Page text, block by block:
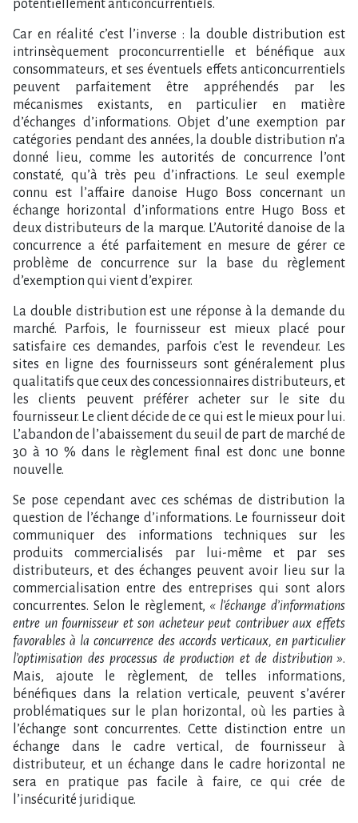
potentiellement anticoncurrentiels.
Car en réalité c’est l’inverse : la double distribution est
intrinsèquement proconcurrentielle et bénéfique aux
consommateurs, et ses éventuels effets anticoncurrentiels
peuvent parfaitement être appréhendés par les
mécanismes existants, en particulier en matière
d’échanges d’informations. Objet d’une exemption par
catégories pendant des années, la double distribution n’a
donné lieu, comme les autorités de concurrence l’ont
constaté, qu’à très peu d’infractions. Le seul exemple
connu est l’affaire danoise Hugo Boss concernant un
échange horizontal d’informations entre Hugo Boss et
deux distributeurs de la marque. L’Autorité danoise de la
concurrence a été parfaitement en mesure de gérer ce
problème de concurrence sur la base du règlement
d’exemption qui vient d’expirer.
La double distribution est une réponse à la demande du
marché. Parfois, le fournisseur est mieux placé pour
satisfaire ces demandes, parfois c’est le revendeur. Les
sites en ligne des fournisseurs sont généralement plus
qualitatifs que ceux des concessionnaires distributeurs, et
les clients peuvent préférer acheter sur le site du
fournisseur. Le client décide de ce qui est le mieux pour lui.
L’abandon de l’abaissement du seuil de part de marché de
30 à 10 % dans le règlement final est donc une bonne
nouvelle.
Se pose cependant avec ces schémas de distribution la
question de l’échange d’informations. Le fournisseur doit
communiquer des informations techniques sur les
produits commercialisés par lui-même et par ses
distributeurs, et des échanges peuvent avoir lieu sur la
commercialisation entre des entreprises qui sont alors
concurrentes. Selon le règlement, « l’échange d’informations
entre un fournisseur et son acheteur peut contribuer aux effets
favorables à la concurrence des accords verticaux, en particulier
l’optimisation des processus de production et de distribution ».
Mais, ajoute le règlement, de telles informations,
bénéfiques dans la relation verticale, peuvent s’avérer
problématiques sur le plan horizontal, où les parties à
l’échange sont concurrentes. Cette distinction entre un
échange dans le cadre vertical, de fournisseur à
distributeur, et un échange dans le cadre horizontal ne
sera en pratique pas facile à faire, ce qui crée de
l’insécurité juridique.